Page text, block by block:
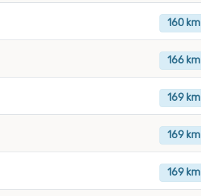
160 km
166 km
169 km
169 km
169 km